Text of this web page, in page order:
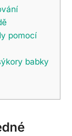
pomocí
babky